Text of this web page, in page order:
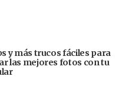
y más trucos fáciles para
las mejores fotos con tu